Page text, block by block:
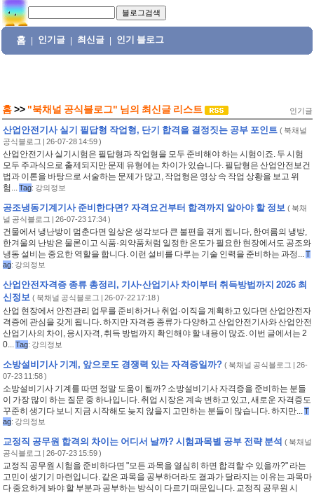
홈 인기글 최신글 인기 블로그
홈 >> "북채널 공식블로그" 님의 최신글 리스트 인기글
산업안전기사 실기 필답형 작업형, 단기 합격을 결정짓는 공부 포인트 ( 북채널
공식블로그 | 26-07-28 14:59 )
산업안전기사 실기시험은 필답형과 작업형을 모두 준비해야 하는 시험이죠. 두 시험
모두 주과식으로 출제되지만 문제 유형에는 차이가 있습니다. 필답형은 산업안전보건
법과 이론을 바탕으로 서술하는 문제가 많고, 작업형은 영상 속 작업 상황을 보고 위
험...Tag: 강의정보
공조냉동기계기사 준비한다면? 자격요건부터 합격까지 알아야 할 정보 ( 북채
널 공식블로그 | 26-07-23 17:34 )
건물에서 냉난방이 멈춘다면 일상은 생각보다 큰 불편을 겪게 됩니다, 한여름의 냉방,
한겨울의 난방은 물론이고 식품·의약품처럼 일정한 온도가 필요한 현장에서도 공조와
냉동 설비는 중요한 역할을 합니다. 이런 설비를 다루는 기술 인력을 준비하는 과정...T
ag: 강의정보
산업안전자격증 종류 총정리, 기사·산업기사 차이부터 취득방법까지 2026 최
신정보 ( 북채널 공식블로그 | 26-07-22 17:18 )
산업 현장에서 안전관리 업무를 준비하거나 취업·이직을 계획하고 있다면 산업안전자
격증에 관심을 갖게 됩니다. 하지만 자격증 종류가 다양하고 산업안전기사와 산업안전
산업기사의 차이, 응시자격, 취득 방법까지 확인해야 할 내용이 많죠. 이번 글에서는 2
0...Tag: 강의정보
소방설비기사 기계, 앞으로도 경쟁력 있는 자격증일까? ( 북채널 공식블로그 | 26-
07-23 11:58 )
소방설비기사 기계를 따면 정말 도움이 될까? 소방설비기사 자격증을 준비하는 분들
이 가장 많이 하는 질문 중 하나입니다. 취업 시장은 계속 변하고 있고, 새로운 자격증도
꾸준히 생기다 보니 지금 시작해도 늦지 않을지 고민하는 분들이 많습니다. 하지만...T
ag: 강의정보
교정직 공무원 합격의 차이는 어디서 날까? 시험과목별 공부 전략 분석 ( 북채널
공식블로그 | 26-07-23 15:59 )
교정직 공무원 시험을 준비하다면 "모든 과목을 열심히 하면 합격할 수 있을까?" 라는
고민이 생기기 마련입니다. 같은 과목을 공부하더라도 결과가 달라지는 이유는 과목마
다 중요하게 봐야 할 부분과 공부하는 방식이 다르기 때문입니다. 교정직 공무원 시